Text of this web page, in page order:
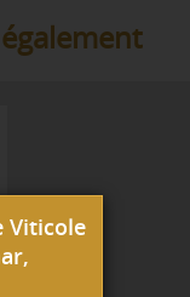
Viticole